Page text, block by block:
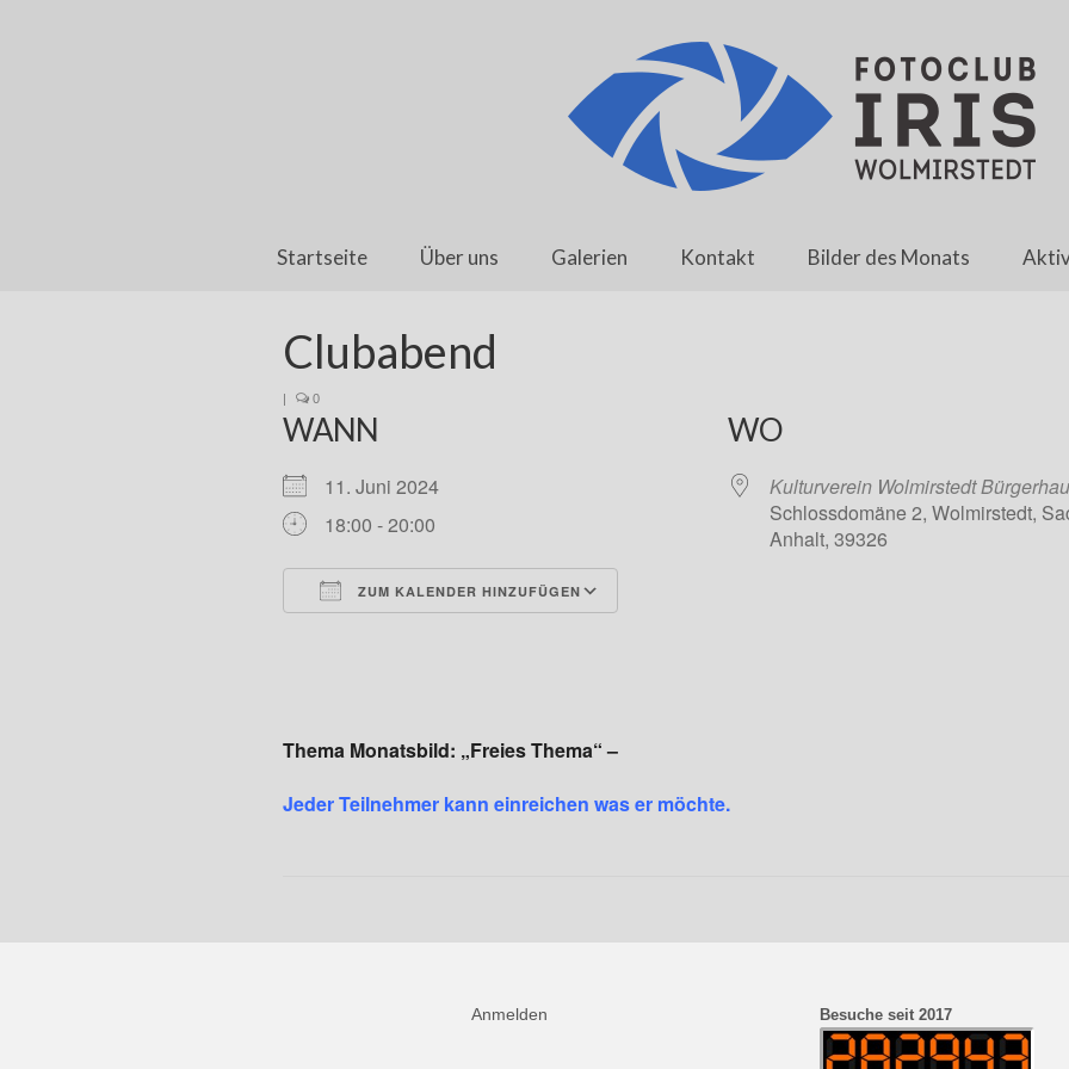
Startseite Über uns Galerien Kontakt Bilder des Monats
Clubabend
| 0
WANN
11. Juni 2024
18:00 - 20:00
ZUM KALENDER HINZUFÜGEN
WO
Kulturverein Wolmirstedt
Schlossdomäne 2, Wolmirstedt,
Anhalt, 39326
Thema Monatsbild: „Freies Thema“ –
Jeder Teilnehmer kann einreichen was er möchte.
Anmelden Besuche seit 2017